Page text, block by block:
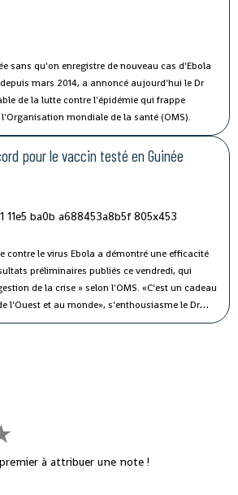
sans qu'on enregistre de nouveau cas d'Ebola
mars 2014, a annoncé aujourd'hui le Dr
de la lutte contre l'épidémie qui frappe
mondiale de la santé (OMS).
pour le vaccin testé en Guinée
contre le virus Ebola a démontré une efficacité
préliminaires publiés ce vendredi, qui
de la crise » selon l'OMS. «C'est un cadeau
l'Ouest et au monde», s'enthousiasme le Dr
national guinéen de la lutte contre le virus
à attribuer une note !